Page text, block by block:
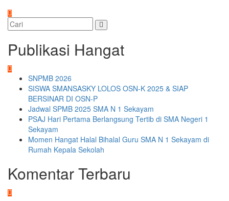
Publikasi Hangat
SNPMB 2026
SISWA SMANSASKY LOLOS OSN-K 2025 & SIAP
BERSINAR DI OSN-P
Jadwal SPMB 2025 SMA N 1 Sekayam
PSAJ Hari Pertama Berlangsung Tertib di SMA Negeri 1
Sekayam
Momen Hangat Halal Bihalal Guru SMA N 1 Sekayam di
Rumah Kepala Sekolah
Komentar Terbaru